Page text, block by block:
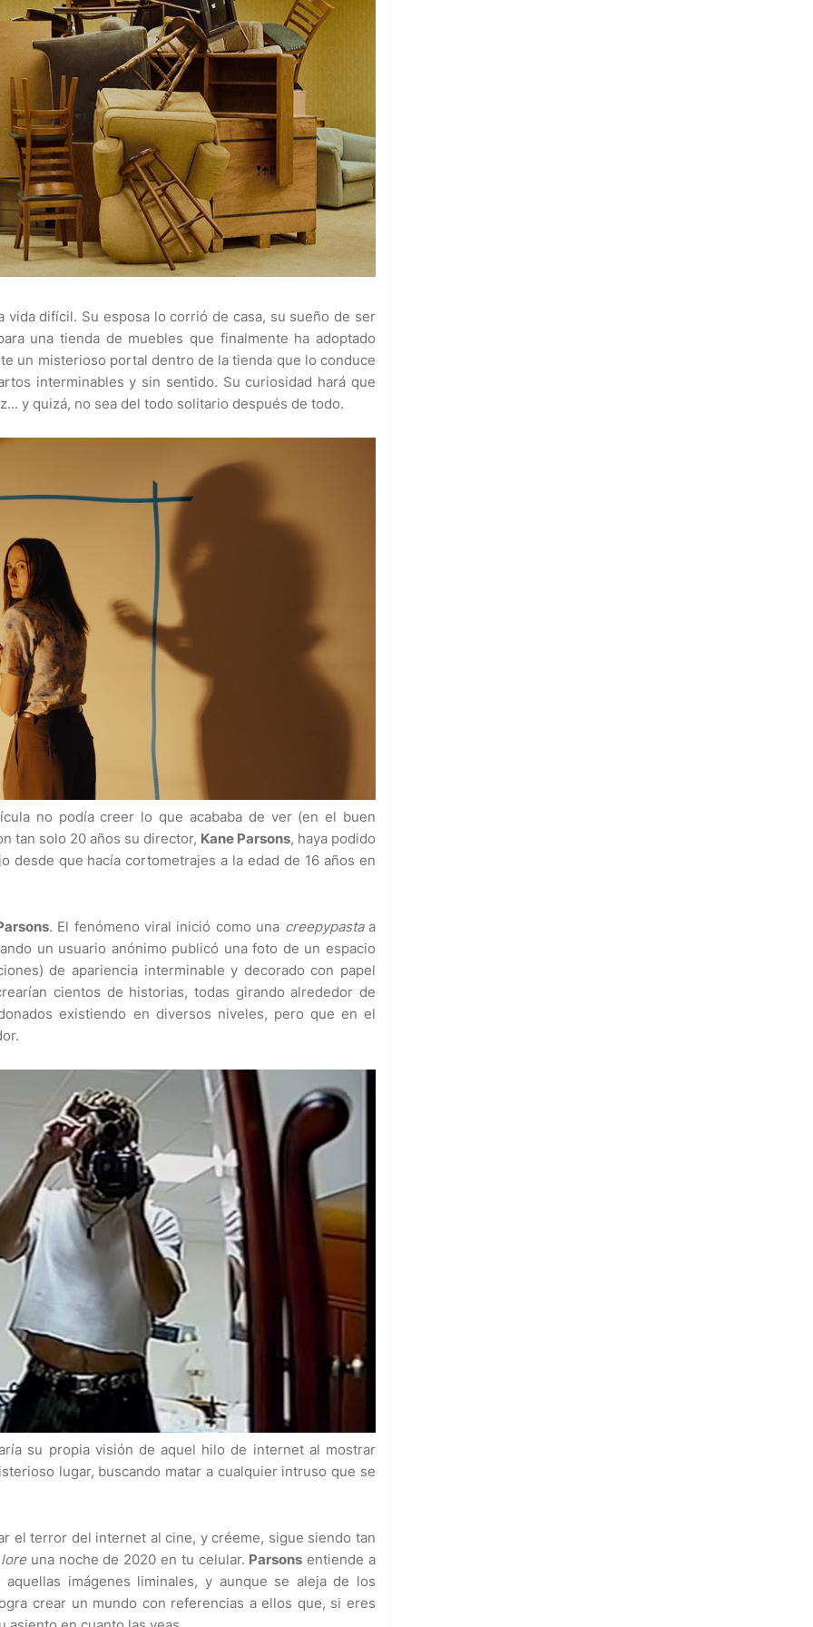
difícil. Su esposa lo corrió de casa, su sueño de ser
una tienda de muebles que finalmente ha adoptado
un misterioso portal dentro de la tienda que lo conduce
interminables y sin sentido. Su curiosidad hará que
y quizá, no sea del todo solitario después de todo.
no podía creer lo que acababa de ver (en el buen
tan solo 20 años su director, Kane Parsons, haya podido
desde que hacía cortometrajes a la edad de 16 años en
. El fenómeno viral inició como una creepypastaa
un usuario anónimo publicó una foto de un espacio
de apariencia interminable y decorado con papel
cientos de historias, todas girando alrededor de
existiendo en diversos niveles, pero que en el
su propia visión de aquel hilo de internet al mostrar
lugar, buscando matar a cualquier intruso que se
el terror del internet al cine, y créeme, sigue siendo tan
loreuna noche de 2020 en tu celular. Parsons entiende a
imágenes liminales, y aunque se aleja de los
crear un mundo con referencias a ellos que, si eres